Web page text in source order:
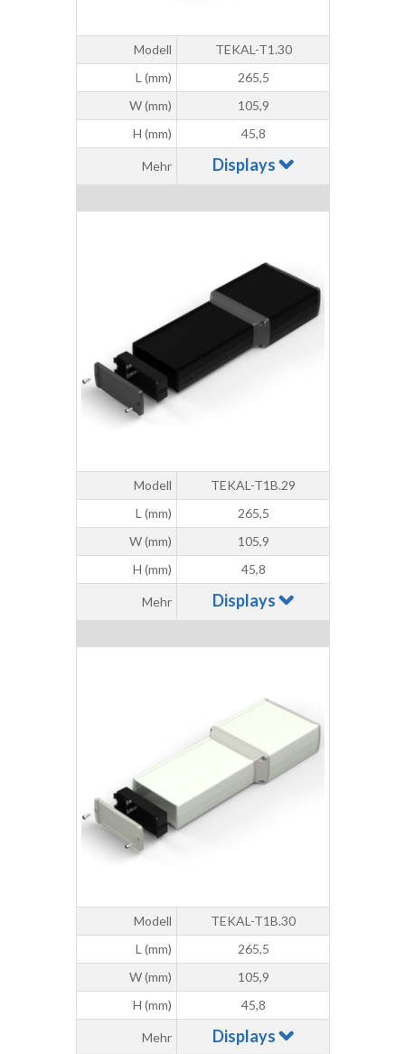
Modell
TEKAL-T1.30
L (mm)
265,5
W (mm)
105,9
H (mm)
45,8
Mehr Displays
Modell
TEKAL-T1B.29
L (mm)
265,5
W (mm)
105,9
H (mm)
45,8
Mehr Displays
Modell
TEKAL-T1B.30
L (mm)
265,5
W (mm)
105,9
H (mm)
45,8
Mehr Displays